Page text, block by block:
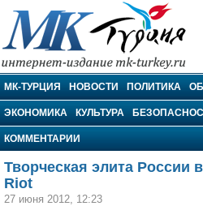
МК-Турция
МК-ТУРЦИЯ НОВОСТИ ПОЛИТИКА
ЭКОНОМИКА КУЛЬТУРА
КОММЕНТАРИИ
Творческая элита России
Riot
27 июня 2012, 12:23